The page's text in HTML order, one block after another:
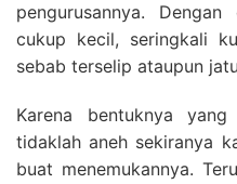
pengurusannya.
cukup kecil, seringkali
sebab terselip ataupun
Karena bentuknya
tidaklah aneh sekiranya
buat menemukannya.